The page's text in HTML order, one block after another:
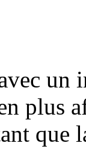
un
plus
que